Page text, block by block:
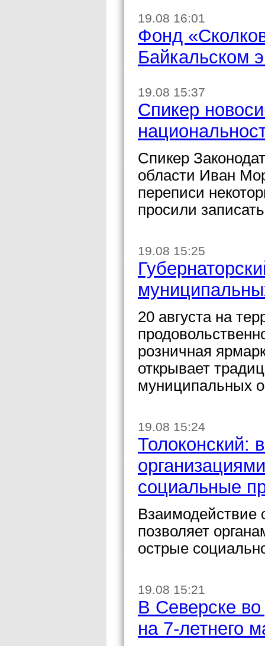
19.08 16:01
Фонд
Байкальском
19.08 15:37
Спикер
Спикер
области Иван
переписи
просили
19.08 15:25
20 августа на
розничная
открывает
муниципальных
19.08 15:24
Толоконский:
социальные
Взаимодействие
позволяет
острые
19.08 15:21
В Северске
на 7-летнего